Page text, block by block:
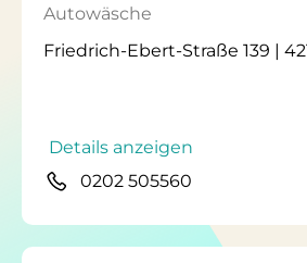
Autowäsche
Friedrich-Ebert-Straße 139 |
Details anzeigen
0202 505560